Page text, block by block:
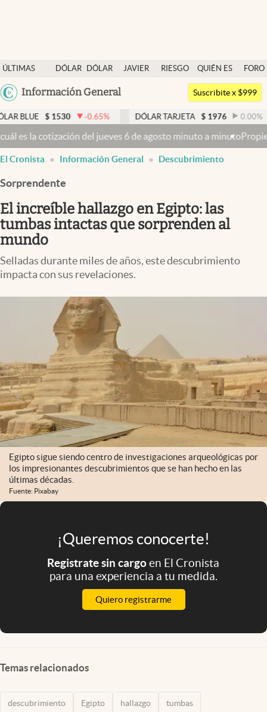
ÚLTIMAS
NOTICIAS
DÓLAR
DÓLAR
JAVIER
RIESGO
QUIÉN ES
QUIÉN
FORO
Argentina
México
Colombia
Información General
Dólar
Members
Economía y Política
Finanzas y Mercados
Mercados Online
Negocios
Columnistas
Otras secciones
Infotechnology
Clase
Eventos Corporativos
El Cronista Studio
Mediakit
abre en nueva pestaña
Argentina
Suscribite x $999
1530 -0.65% DÓLAR TARJETA $ 1976 0.00%
6 de agosto minuto a minutoPropiedad privada: con cruces
El Cronista Información General Descubrimiento
Sorprendente
El increíble hallazgo en Egipto: las
tumbas intactas que sorprenden al
mundo
Selladas durante miles de años, este descubrimiento
impacta con sus revelaciones.
Egipto sigue siendo centro de investigaciones arqueológicas por
los impresionantes descubrimientos que se han hecho en las
últimas décadas.
Fuente: Pixabay
¡Queremos conocerte!
Registrate sin cargoen El Cronista
para una experiencia a tu medida.
Quiero registrarme
Temas relacionados
descubrimiento Egipto hallazgo tumbas